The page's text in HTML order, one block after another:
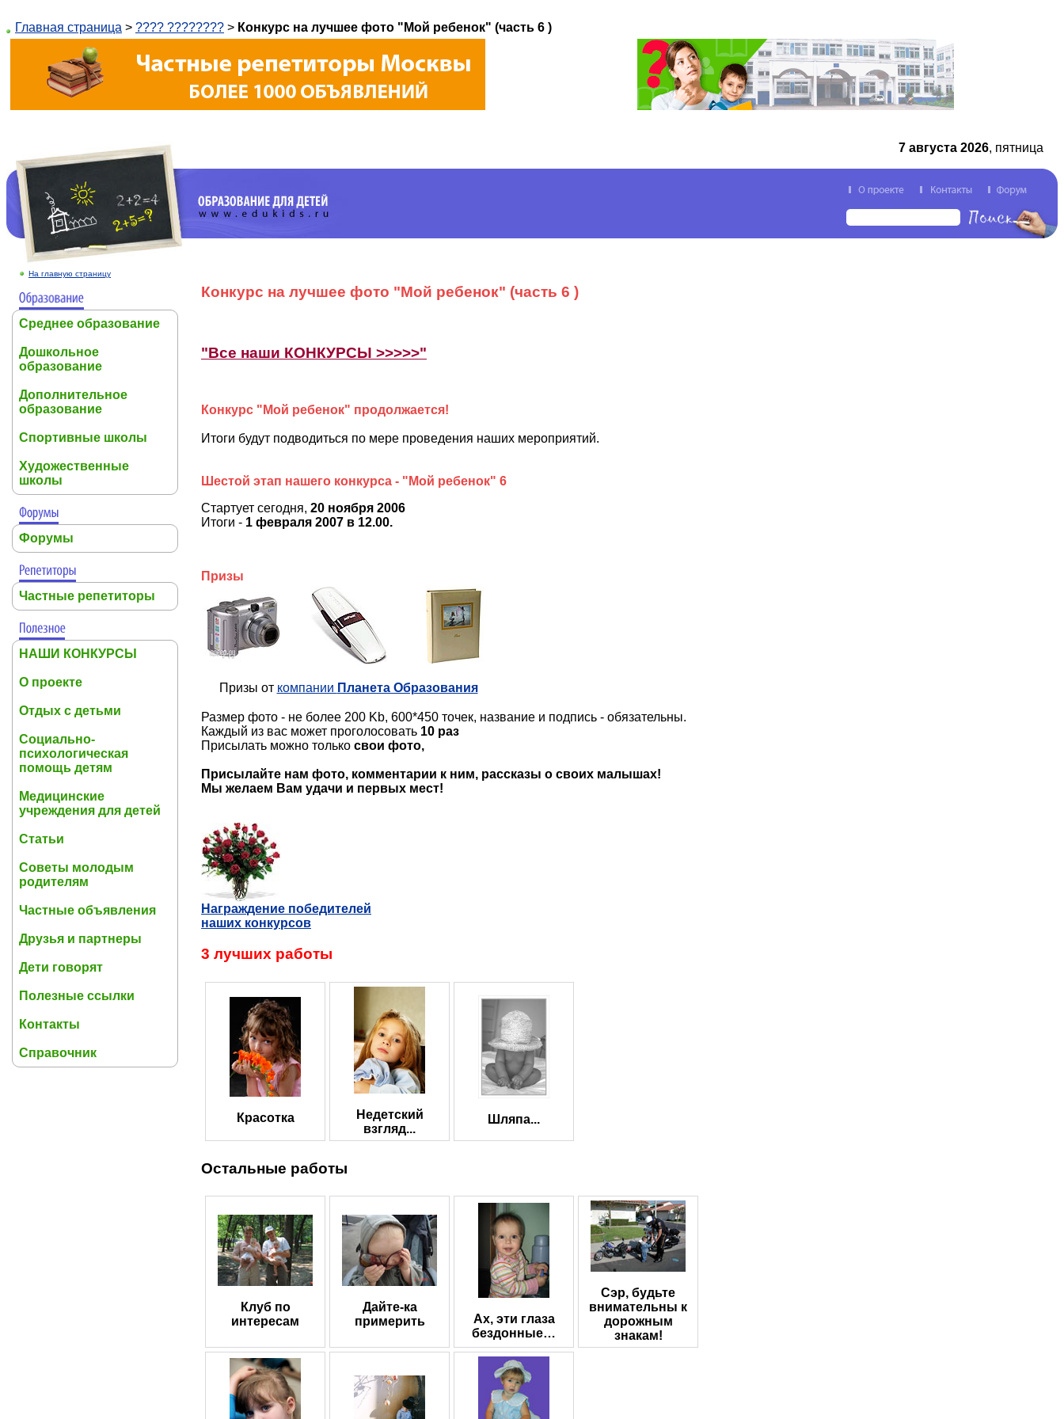
Главная страница > ???? ???????? > Конкурс на лучшее фото "Мой ребенок" (часть 6 )
7 августа 2026, пятница
На главную страницу
Среднее образование
Дошкольное
образование
Дополнительное
образование
Спортивные школы
Художественные
школы
Форумы
Частные репетиторы
НАШИ КОНКУРСЫ
О проекте
Отдых с детьми
Социально-
психологическая
помощь детям
Медицинские
учреждения для детей
Статьи
Советы молодым
родителям
Частные объявления
Друзья и партнеры
Дети говорят
Полезные ссылки
Контакты
Справочник
Конкурс на лучшее фото "Мой ребенок" (часть 6 )
"Все наши КОНКУРСЫ >>>>>"
Конкурс "Мой ребенок" продолжается!
Итоги будут подводиться по мере проведения наших мероприятий.
Шестой этап нашего конкурса - "Мой ребенок" 6
Стартует сегодня, 20 ноября 2006
Итоги - 1 февраля 2007 в 12.00.
Призы
Призы от компании Планета Образования
Размер фото - не более 200 Kb, 600*450 точек, название и подпись - обязательны.
Каждый из вас может проголосовать 10 раз
Присылать можно только свои фото,
Присылайте нам фото, комментарии к ним, рассказы о своих малышах!
Мы желаем Вам удачи и первых мест!
Награждение победителей
наших конкурсов
3 лучших работы
Красотка
Недетский
взгляд...
Шляпа...
Остальные работы
Клуб по
интересам
Дайте-ка
примерить
Ах, эти глаза
бездонные…
Сэр, будьте
внимательны к
дорожным
знакам!